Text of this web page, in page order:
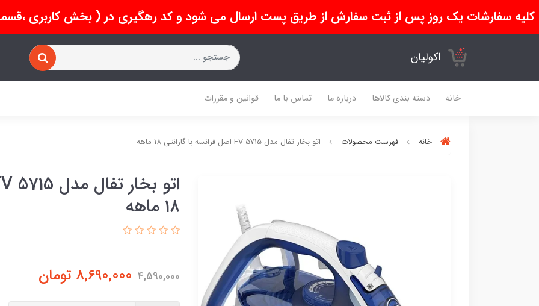
کلیه سفارشات یک روز پس از ثبت سفارش از طریق پست ارسال می شود و کد رهگیری در ( بخش کاربری
اکولیان
خانه دسته بندی کالاها درباره ما تماس با ما قوانین و مقررات
خانه فهرست محصولات اتو بخار تفال مدل FV 5715 اصل فرانسه با گارانتی 18 ماهه
18 ماهه
4,590,000
8,690,000 تومان